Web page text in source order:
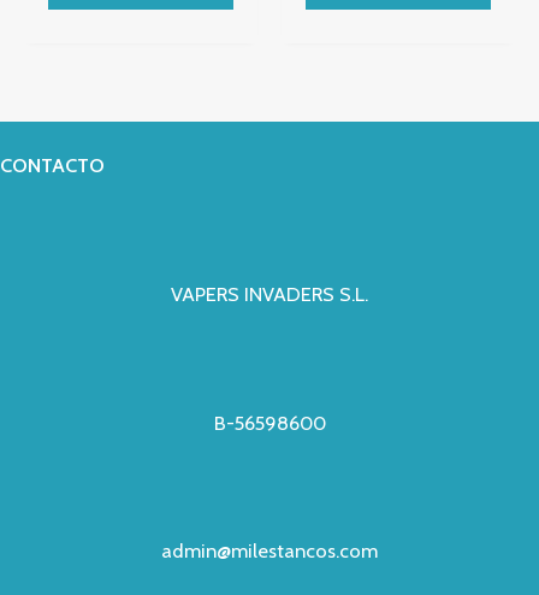
CONTACTO
VAPERS INVADERS S.L.
B-56598600
admin@milestancos.com